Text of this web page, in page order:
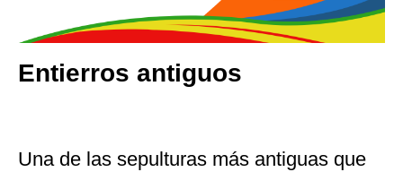
Entierros antiguos
Una de las sepulturas más antiguas que